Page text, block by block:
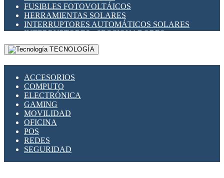
FUSIBLES FOTOVOLTÁICOS
HERRAMIENTAS SOLARES
INTERRUPTORES AUTOMÁTICOS SOLARES
INTERRUPTORES - SECCIONADORES
FOTOVOLTÁICOS
MONTAJE PANEL SOLAR
SUPRESOR DE TRANSIENTES SPDS PARA
APLICACIONES FOTOVOLTAICAS
TECNOLOGÍA
ACCESORIOS
COMPUTO
ELECTRÓNICA
GAMING
MOVILIDAD
OFICINA
POS
REDES
SEGURIDAD